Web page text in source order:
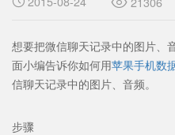
想要把微信聊天记录中的图片、
面小编告诉你如何用苹果手机数
信聊天记录中的图片、音频。
步骤